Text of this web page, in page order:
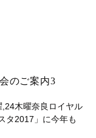
のご案内3
木曜奈良ロイヤル
タ2017」に今年も